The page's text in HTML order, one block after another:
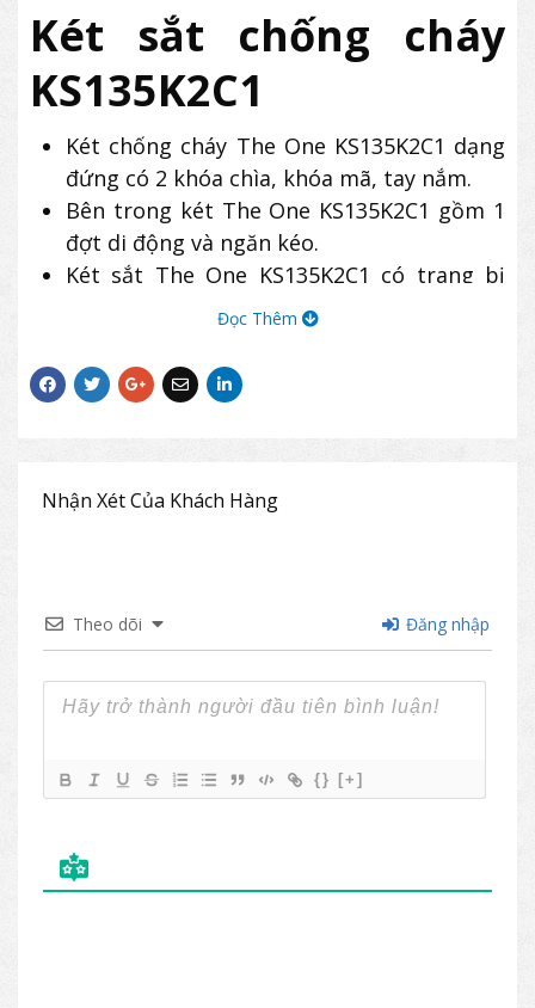
Két sắt chống cháy
KS135K2C1
Két chống cháy The One KS135K2C1 dạng
đứng có 2 khóa chìa, khóa mã, tay nắm.
Bên trong két The One KS135K2C1 gồm 1
đợt di động và ngăn kéo.
Két sắt The One KS135K2C1 có trang bị
bánh xe sắt di chuyển.
Rộng
Đọc Thêm
Nhận Xét Của Khách Hàng
Theo dõi Đăng nhập
{} [+]